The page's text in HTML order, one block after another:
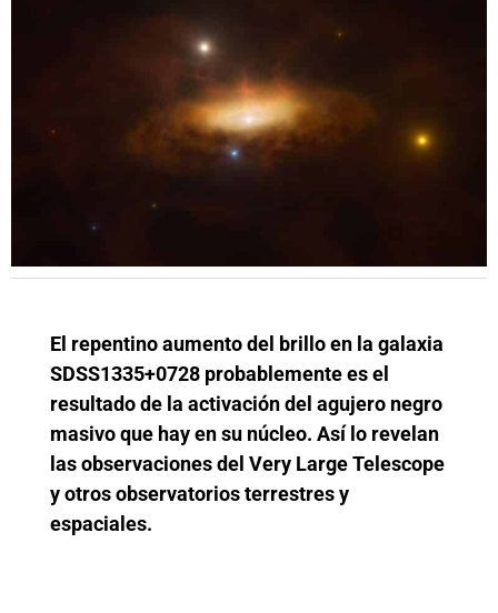
El repentino aumento del brillo en la galaxia
SDSS1335+0728 probablemente es el
resultado de la activación del agujero negro
masivo que hay en su núcleo. Así lo revelan
las observaciones del Very Large Telescope
y otros observatorios terrestres y
espaciales.